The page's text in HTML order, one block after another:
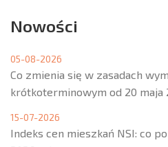
Nowości
05-08-2026
Co zmienia się w zasadach
krótkoterminowym od 20 maja
15-07-2026
Indeks cen mieszkań NSI: co